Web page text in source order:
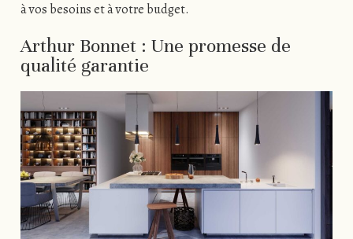
à vos besoins et à votre budget.
Arthur Bonnet : Une promesse de
qualité garantie